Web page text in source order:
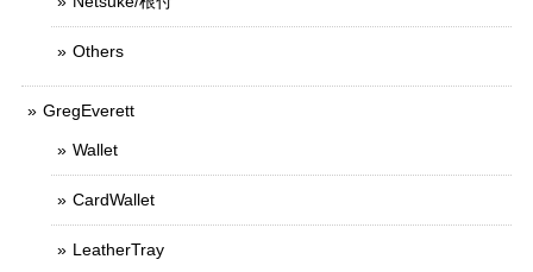
Others
GregEverett
Wallet
CardWallet
LeatherTray